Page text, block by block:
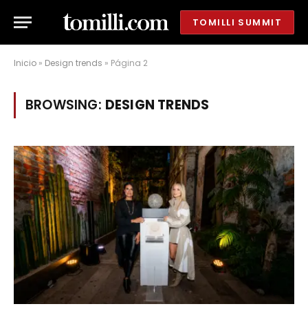
TOMILLI SUMMIT
Inicio » Design trends » Página 2
BROWSING: DESIGN TRENDS